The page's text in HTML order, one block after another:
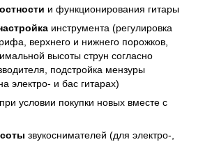
и функционирования гитары
инструмента (регулировка
верхнего и нижнего порожков,
высоты струн согласно
подстройка мензуры
электро- и бас гитарах)
при условии покупки новых вместе с
звукоснимателей (для электро-,